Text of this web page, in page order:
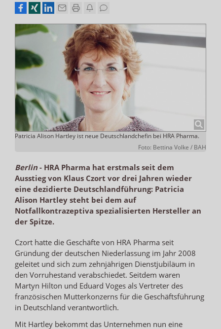
Patricia Alison Hartley ist neue Deutschlandchefin bei HRA Pharma.
Foto: Bettina Volke / BAH
Berlin- HRA Pharma hat erstmals seit dem
Ausstieg von Klaus Czort vor drei Jahren wieder
eine dezidierte Deutschlandführung: Patricia
Alison Hartley steht bei dem auf
Notfallkontrazeptiva spezialisierten Hersteller an
der Spitze.
Czort hatte die Geschäfte von HRA Pharma seit
Gründung der deutschen Niederlassung im Jahr 2008
geleitet und sich zum zehnjährigen Dienstjubiläum in
den Vorruhestand verabschiedet. Seitdem waren
Martyn Hilton und Eduard Voges als Vertreter des
französischen Mutterkonzerns für die Geschäftsführung
in Deutschland verantwortlich.
Mit Hartley bekommt das Unternehmen nun eine